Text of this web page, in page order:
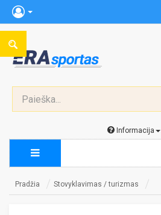
Informacija
Pradžia Stovyklavimas / turizmas